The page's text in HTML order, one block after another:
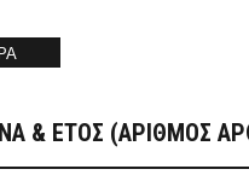
& ΕΤΟΣ (ΑΡΙΘΜΟΣ